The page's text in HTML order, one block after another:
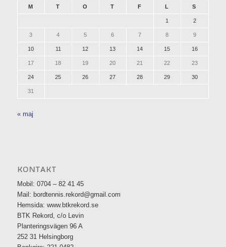
M T O T F L S
1 2
3 4 5 6 7 8 9
10 11 12 13 14 15 16
17 18 19 20 21 22 23
24 25 26 27 28 29 30
31
« maj
KONTAKT
Mobil: 0704 – 82 41 45
Mail: bordtennis.rekord@gmail.com
Hemsida: www.btkrekord.se
BTK Rekord, c/o Levin
Planteringsvägen 96 A
252 31 Helsingborg